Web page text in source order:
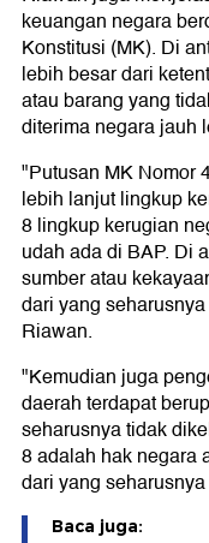
keuangan negara
Konstitusi (MK). Di
lebih besar dari
atau barang yang
diterima negara jauh
"Putusan MK Nomor
lebih lanjut lingkup
8 lingkup kerugian
udah ada di BAP. Di
sumber atau
dari yang
Riawan.
"Kemudian juga
daerah terdapat
seharusnya tidak
8 adalah hak negara
dari yang
Baca juga: